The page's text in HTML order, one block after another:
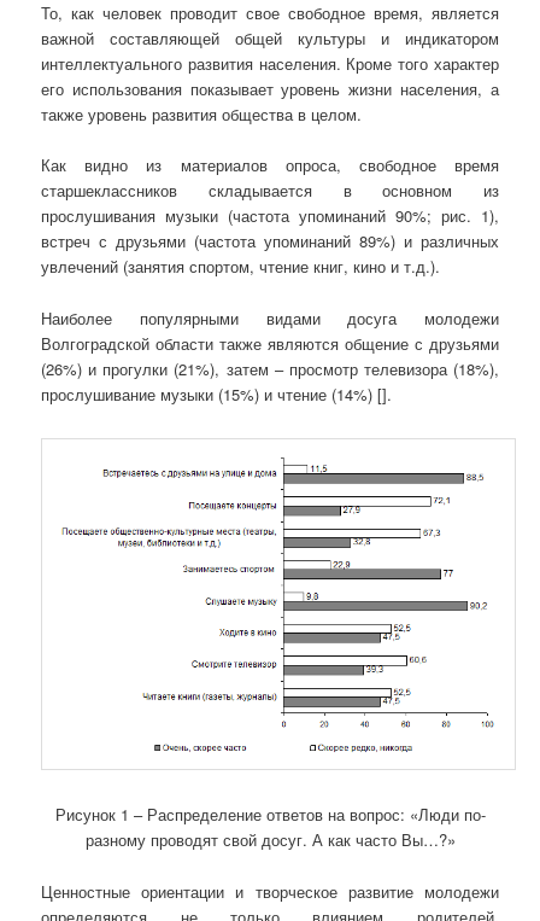
То, как человек проводит свое свободное время, является
важной составляющей общей культуры и индикатором
интеллектуального развития населения. Кроме того характер
его использования показывает уровень жизни населения, а
также уровень развития общества в целом.
Как видно из материалов опроса, свободное время
старшеклассников складывается в основном из
прослушивания музыки (частота упоминаний 90%; рис. 1),
встреч с друзьями (частота упоминаний 89%) и различных
увлечений (занятия спортом, чтение книг, кино и т.д.).
Наиболее популярными видами досуга молодежи
Волгоградской области также являются общение с друзьями
(26%) и прогулки (21%), затем – просмотр телевизора (18%),
прослушивание музыки (15%) и чтение (14%) [].
Рисунок 1 – Распределение ответов на вопрос: «Люди по-
разному проводят свой досуг. А как часто Вы…?»
Ценностные ориентации и творческое развитие молодежи
определяются не только влиянием родителей,